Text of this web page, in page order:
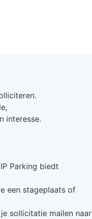
interesse.
Parking biedt
een stageplaats of
sollicitatie mailen naar